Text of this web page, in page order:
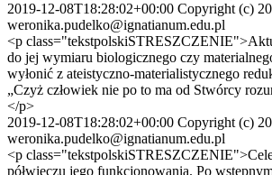
2019-12-08T18:28:02+00:00 Copyright (c)
weronika.pudelko@ignatianum.edu.pl
<p
do jej wymiaru biologicznego czy
wyłonić z ateistyczno-materialistycznego
„Czyż człowiek nie po to ma od Stwórcy
</p>
2019-12-08T18:28:02+00:00 Copyright (c)
weronika.pudelko@ignatianum.edu.pl
<p
półwieczu jego funkcjonowania. Po